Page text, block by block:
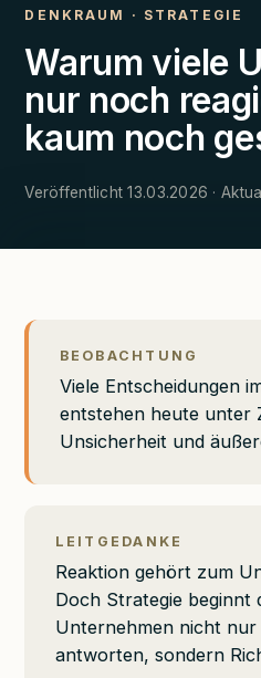
DENKRAUM · STRATEGIE
Warum viele
nur noch
kaum noch
Veröffentlicht 13.03.2026 ·
BEOBACHTUNG
Viele Entscheidungen
entstehen heute unter
Unsicherheit und
LEITGEDANKE
Reaktion gehört zum
Doch Strategie beginnt
Unternehmen nicht
antworten, sondern